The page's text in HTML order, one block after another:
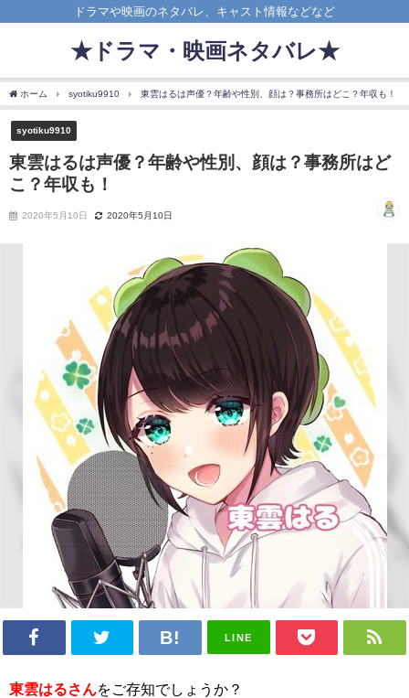
ドラマや映画のネタバレ、キャスト情報などなど
★ドラマ・映画ネタバレ★
ホーム syotiku9910 東雲はるは声優？年齢や性別、顔は？事務所はどこ？年収も！
syotiku9910
東雲はるは声優？年齢や性別、顔は？事務所はど
こ？年収も！
2020年5月10日 2020年5月10日
LINE
東雲はるさんをご存知でしょうか？